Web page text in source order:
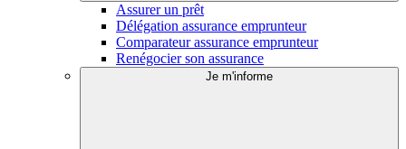
Assurer un prêt
Délégation assurance emprunteur
Comparateur assurance emprunteur
Renégocier son assurance
Je m'informe